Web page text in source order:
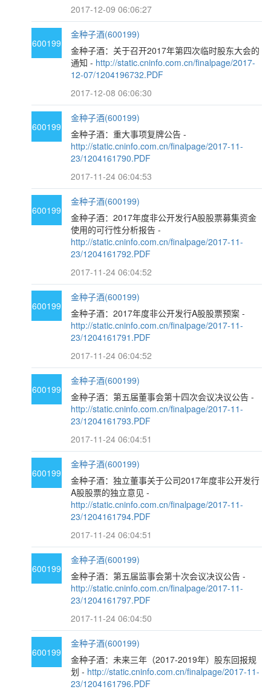
2017-12-09 06:06:27
600199
金种子酒(600199)
金种子酒：关于召开2017年第四次临时股东大会的
通知 - http://static.cninfo.com.cn/finalpage/2017-
12-07/1204196732.PDF
2017-12-08 06:06:30
600199
金种子酒(600199)
金种子酒：重大事项复牌公告 -
http://static.cninfo.com.cn/finalpage/2017-11-
23/1204161790.PDF
2017-11-24 06:04:53
600199
金种子酒(600199)
金种子酒：2017年度非公开发行A股股票募集资金
使用的可行性分析报告 -
http://static.cninfo.com.cn/finalpage/2017-11-
23/1204161792.PDF
2017-11-24 06:04:52
600199
金种子酒(600199)
金种子酒：2017年度非公开发行A股股票预案 -
http://static.cninfo.com.cn/finalpage/2017-11-
23/1204161791.PDF
2017-11-24 06:04:52
600199
金种子酒(600199)
金种子酒：第五届董事会第十四次会议决议公告 -
http://static.cninfo.com.cn/finalpage/2017-11-
23/1204161793.PDF
2017-11-24 06:04:51
600199
金种子酒(600199)
金种子酒：独立董事关于公司2017年度非公开发行
A股股票的独立意见 -
http://static.cninfo.com.cn/finalpage/2017-11-
23/1204161794.PDF
2017-11-24 06:04:51
600199
金种子酒(600199)
金种子酒：第五届监事会第十次会议决议公告 -
http://static.cninfo.com.cn/finalpage/2017-11-
23/1204161797.PDF
2017-11-24 06:04:50
600199
金种子酒(600199)
金种子酒：未来三年（2017-2019年）股东回报规
划 - http://static.cninfo.com.cn/finalpage/2017-11-
23/1204161796.PDF